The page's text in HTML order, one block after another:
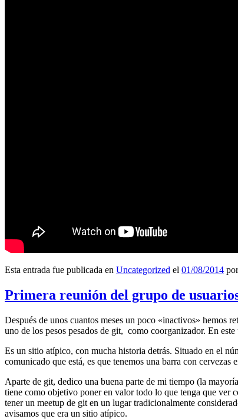
Esta entrada fue publicada en Uncategorized el 01/08/2014
Primera reunión del grupo de
Después de unos cuantos meses un poco «inactivos» hemos
uno de los pesos pesados de git, como coorganizador. En
Es un sitio atípico, con mucha historia detrás. Situado en el
comunicado que está, es que tenemos una barra con cervezas
Aparte de git, dedico una buena parte de mi tiempo (la
tiene como objetivo poner en valor todo lo que tenga que ver
tener un meetup de git en un lugar tradicionalmente
avisamos que era un sitio atípico.